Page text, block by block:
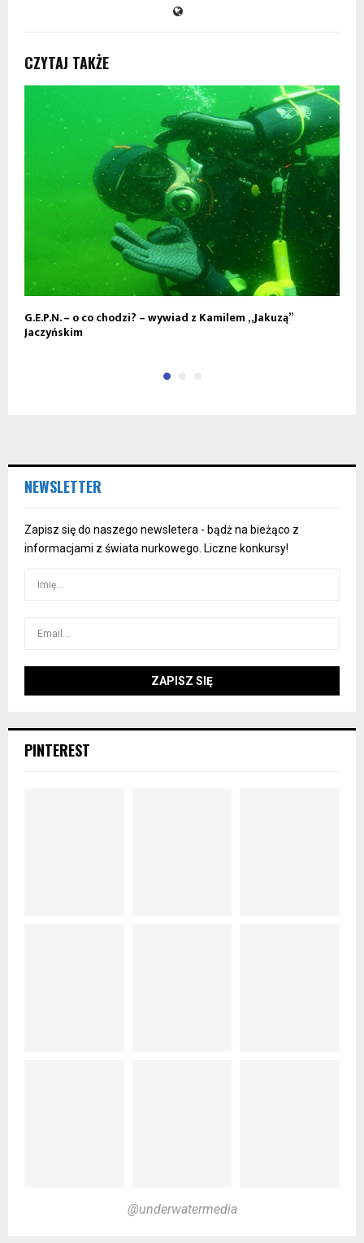
CZYTAJ TAKŻE
G.E.P.N. – o co chodzi? – wywiad z Kamilem „Jakuzą”
Jaczyńskim
NEWSLETTER
Zapisz się do naszego newsletera - bądż na bieżąco z
informacjami z świata nurkowego. Liczne konkursy!
PINTEREST
@underwatermedia